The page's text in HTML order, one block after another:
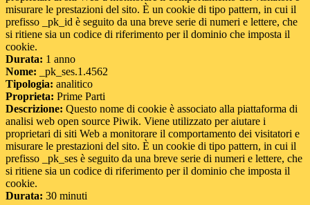
misurare le prestazioni del sito. È un cookie di tipo pattern, in cui il
prefisso _pk_id è seguito da una breve serie di numeri e lettere, che
si ritiene sia un codice di riferimento per il dominio che imposta il
cookie.
Durata: 1 anno
Nome: _pk_ses.1.4562
Tipologia: analitico
Proprieta: Prime Parti
Descrizione: Questo nome di cookie è associato alla piattaforma di
analisi web open source Piwik. Viene utilizzato per aiutare i
proprietari di siti Web a monitorare il comportamento dei visitatori e
misurare le prestazioni del sito. È un cookie di tipo pattern, in cui il
prefisso _pk_ses è seguito da una breve serie di numeri e lettere, che
si ritiene sia un codice di riferimento per il dominio che imposta il
cookie.
Durata: 30 minuti